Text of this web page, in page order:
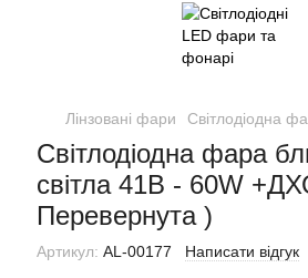
Лінзовані фари Світлодіодна
Світлодіодна фара
світла 41B - 60W
Перевернута )
Артикул: AL-00177 Написати відгук